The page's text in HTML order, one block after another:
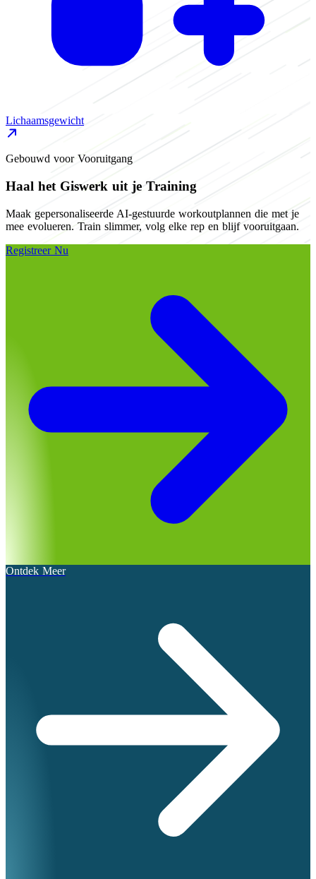
Lichaamsgewicht
Gebouwd voor Vooruitgang
Haal het Giswerk uit je Training
Maak gepersonaliseerde AI-gestuurde workoutplannen die met je
mee evolueren. Train slimmer, volg elke rep en blijf vooruitgaan.
Registreer Nu
Ontdek Meer